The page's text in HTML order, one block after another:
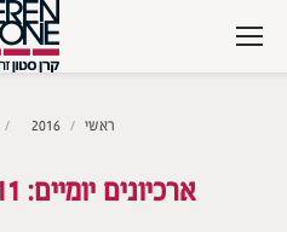
ראשי 2016
ארכיונים יומיים: 11